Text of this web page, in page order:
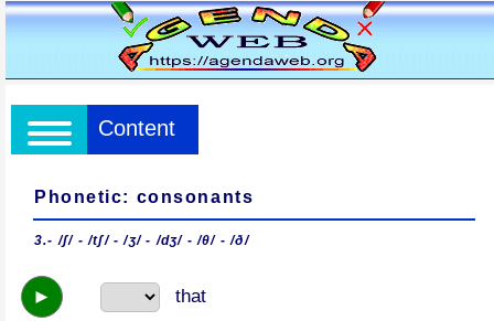
Content
Phonetic: consonants
3.- /ʃ/ - /tʃ/ - /ʒ/ - /dʒ/ - /θ/ - /ð/
► that